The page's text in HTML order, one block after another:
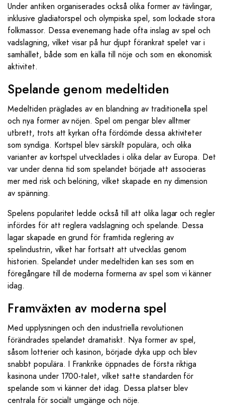
Under antiken organiserades också olika former av tävlingar,
inklusive gladiatorspel och olympiska spel, som lockade stora
folkmassor. Dessa evenemang hade ofta inslag av spel och
vadslagning, vilket visar på hur djupt förankrat spelet var i
samhället, både som en källa till nöje och som en ekonomisk
aktivitet.
Spelande genom medeltiden
Medeltiden präglades av en blandning av traditionella spel
och nya former av nöjen. Spel om pengar blev alltmer
utbrett, trots att kyrkan ofta fördömde dessa aktiviteter
som syndiga. Kortspel blev särskilt populära, och olika
varianter av kortspel utvecklades i olika delar av Europa. Det
var under denna tid som spelandet började att associeras
mer med risk och belöning, vilket skapade en ny dimension
av spänning.
Spelens popularitet ledde också till att olika lagar och regler
infördes för att reglera vadslagning och spelande. Dessa
lagar skapade en grund för framtida reglering av
spelindustrin, vilket har fortsatt att utvecklas genom
historien. Spelandet under medeltiden kan ses som en
föregångare till de moderna formerna av spel som vi känner
idag.
Framväxten av moderna spel
Med upplysningen och den industriella revolutionen
förändrades spelandet dramatiskt. Nya former av spel,
såsom lotterier och kasinon, började dyka upp och blev
snabbt populära. I Frankrike öppnades de första riktiga
kasinona under 1700-talet, vilket satte standarden för
spelande som vi känner det idag. Dessa platser blev
centrala för socialt umgänge och nöje.